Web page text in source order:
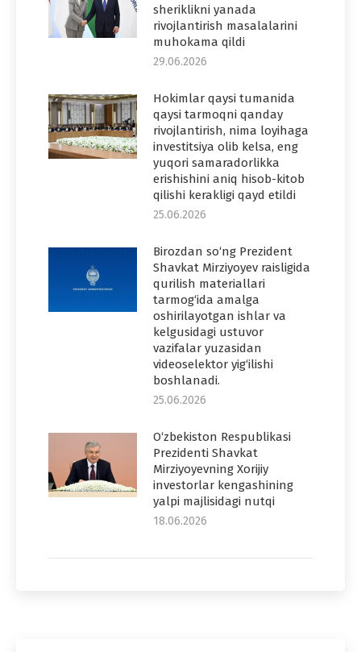
sheriklikni yanada
rivojlantirish masalalarini
muhokama qildi
29.06.2026
Hokimlar qaysi tumanida
qaysi tarmoqni qanday
rivojlantirish, nima loyihaga
investitsiya olib kelsa, eng
yuqori samaradorlikka
erishishini aniq hisob-kitob
qilishi kerakligi qayd etildi
25.06.2026
Birozdan so‘ng Prezident
Shavkat Mirziyoyev raisligida
qurilish materiallari
tarmog‘ida amalga
oshirilayotgan ishlar va
kelgusidagi ustuvor
vazifalar yuzasidan
videoselektor yig‘ilishi
boshlanadi.
25.06.2026
O‘zbekiston Respublikasi
Prezidenti Shavkat
Mirziyoyevning Xorijiy
investorlar kengashining
yalpi majlisidagi nutqi
18.06.2026